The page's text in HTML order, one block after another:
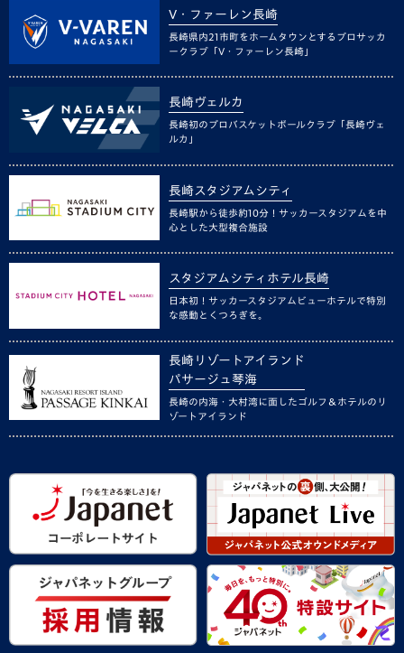
V・ファーレン長崎
長崎県内21市町をホームタウンとするプロサッカ
ークラブ「V・ファーレン長崎」
長崎ヴェルカ
長崎初のプロバスケットボールクラブ「長崎ヴェ
ルカ」
長崎スタジアムシティ
長崎駅から徒歩約10分！サッカースタジアムを中
心とした大型複合施設
スタジアムシティホテル長崎
日本初！サッカースタジアムビューホテルで特別
な感動とくつろぎを。
長崎リゾートアイランド
パサージュ琴海
長崎の内海・大村湾に面したゴルフ＆ホテルのリ
ゾートアイランド